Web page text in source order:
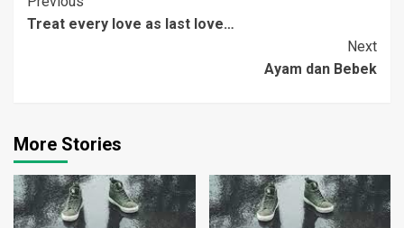
Mereka setiap hari
Navigation
Treat every love as last love…
Next
Ayam dan Bebek
More Stories